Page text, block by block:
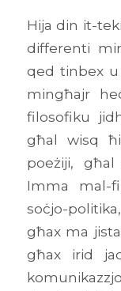
Hija din it-
differenti
qed tinbex
mingħajr
filosofiku
għal wisq
poeżiji,
Imma mal-
soċjo-
għax ma
għax irid